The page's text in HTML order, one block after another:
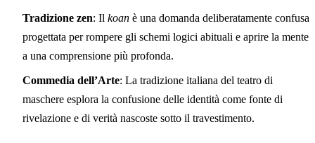
Tradizione zen: Il koan è una domanda deliberatamente confusa
progettata per rompere gli schemi logici abituali e aprire la mente
a una comprensione più profonda.
Commedia dell’Arte: La tradizione italiana del teatro di
maschere esplora la confusione delle identità come fonte di
rivelazione e di verità nascoste sotto il travestimento.